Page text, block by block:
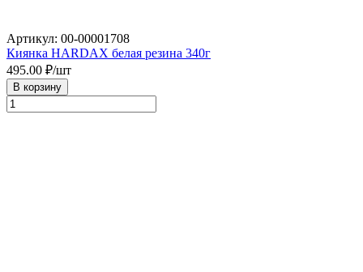
Артикул: 00-00001708
Киянка HARDAX белая резина 340г
495.00 ₽/шт
В корзину